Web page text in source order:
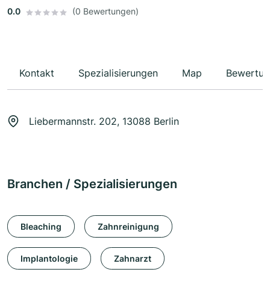
0.0
(0 Bewertungen)
Kontakt Spezialisierungen Map
Liebermannstr. 202, 13088 Berlin
Branchen / Spezialisierungen
Bleaching Zahnreinigung
Implantologie Zahnarzt